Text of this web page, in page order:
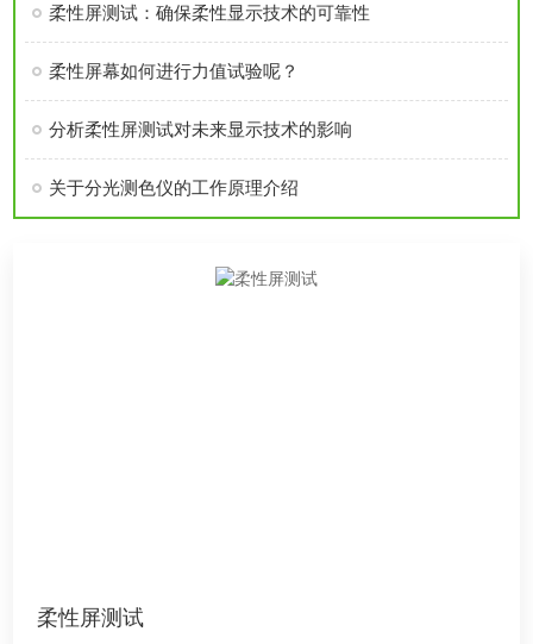
柔性屏测试：确保柔性显示技术的可靠性
柔性屏幕如何进行力值试验呢？
分析柔性屏测试对未来显示技术的影响
关于分光测色仪的工作原理介绍
柔性屏测试